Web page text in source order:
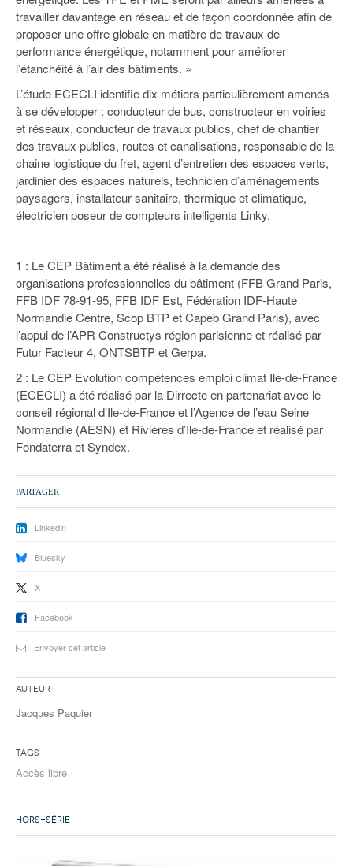
travailler davantage en réseau et de façon coordonnée afin de
proposer une offre globale en matière de travaux de
performance énergétique, notamment pour améliorer
l’étanchéité à l’air des bâtiments. »
L’étude ECECLI identifie dix métiers particulièrement amenés
à se développer : conducteur de bus, constructeur en voiries
et réseaux, conducteur de travaux publics, chef de chantier
des travaux publics, routes et canalisations, responsable de la
chaine logistique du fret, agent d’entretien des espaces verts,
jardinier des espaces naturels, technicien d’aménagements
paysagers, installateur sanitaire, thermique et climatique,
électricien poseur de compteurs intelligents Linky.
1 : Le CEP Bâtiment a été réalisé à la demande des
organisations professionnelles du bâtiment (FFB Grand Paris,
FFB IDF 78-91-95, FFB IDF Est, Fédération IDF-Haute
Normandie Centre, Scop BTP et Capeb Grand Paris), avec
l’appui de l’APR Constructys région parisienne et réalisé par
Futur Facteur 4, ONTSBTP et Gerpa.
2 : Le CEP Evolution compétences emploi climat Ile-de-France
(ECECLI) a été réalisé par la Dirrecte en partenariat avec le
conseil régional d’Ile-de-France et l’Agence de l’eau Seine
Normandie (AESN) et Rivières d’Ile-de-France et réalisé par
Fondaterra et Syndex.
PARTAGER
Linkedin
Bluesky
X
Facebook
Envoyer cet article
Auteur
Jacques Paquier
Tags
Accès libre
HORS-SÉRIE